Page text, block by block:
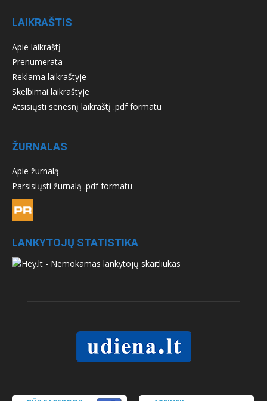
LAIKRAŠTIS
Apie laikraštį
Prenumerata
Reklama laikraštyje
Skelbimai laikraštyje
Atsisiųsti senesnį laikraštį .pdf formatu
ŽURNALAS
Apie žurnalą
Parsisiųsti žurnalą .pdf formatu
LANKYTOJŲ STATISTIKA